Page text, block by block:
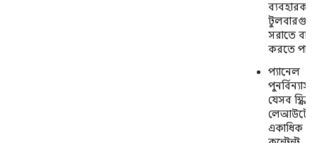
সরাতে বা
করতে
প্যানেল
পুনর্বিন্যাস
যেসব স্ক্রিন
লেআউটে
একাধিক